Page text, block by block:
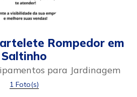
Rompedor em
Saltinho
para Jardinagem
1 Foto(s)